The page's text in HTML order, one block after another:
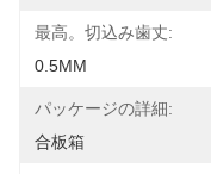
最高。切込み歯丈:
0.5MM
パッケージの詳細:
合板箱